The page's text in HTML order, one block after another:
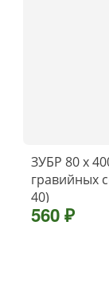
ЗУБР 80 x
гравийных
40)
560 ₽